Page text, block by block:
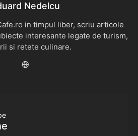
Nedelcu
in timpul liber, scriu articole
interesante legate de turism,
si retete culinare.